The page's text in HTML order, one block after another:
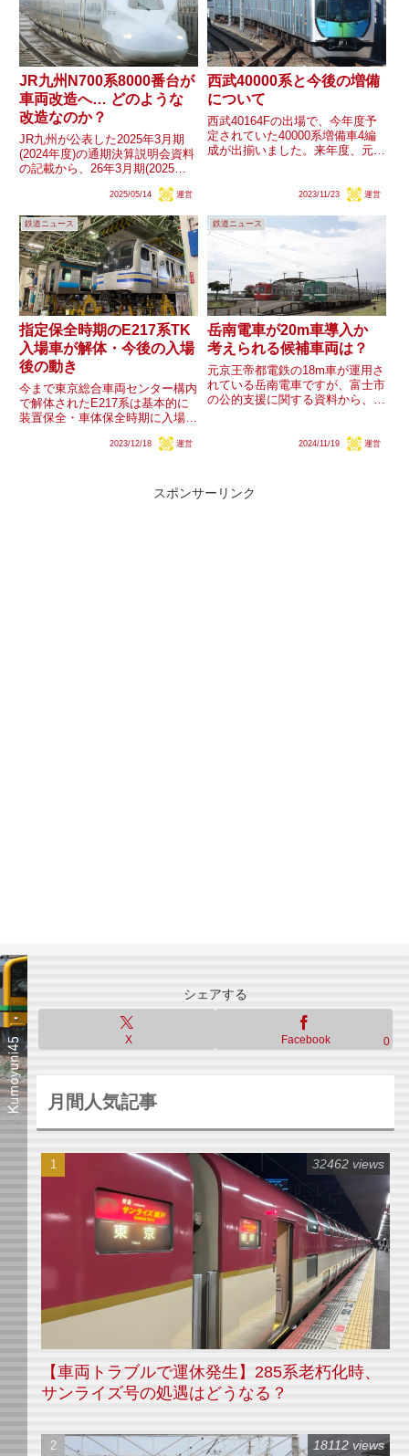
JR九州N700系8000番台が
車両改造へ… どのような
改造なのか？
JR九州が公表した2025年3月期
(2024年度)の通期決算説明会資料
の記載から、26年3月期(2025年
系車両改造」が含まれていること
有するN700系は山陽新幹線・九
州新幹線...
2025/05/14 運営
西武40000系と今後の増備
について
西武40164Fの出場で、今年度予
定されていた40000系増備車4編
成が出揃いました。来年度、元小
のでしょうか。30000系は2008
い...
2023/11/23 運営
鉄道ニュース
指定保全時期のE217系TK
入場車が解体・今後の入場
後の動き
今まで東京総合車両センター構内
で解体されたE217系は基本的に
装置保全・車体保全時期に入場し
編成が解体され、初めて「指定保
2023/12/18 運営
鉄道ニュース
岳南電車が20m車導入か
考えられる候補車両は？
元京王帝都電鉄の18m車が運用さ
れている岳南電車ですが、富士市
の公的支援に関する資料から、車
計画されていることが分かりまし
2024/11/19 運営
スポンサーリンク
シェアする
X Facebook 0
月間人気記事
【車両トラブルで運休発生】285系老朽化時、
サンライズ号の処遇はどうなる？
32462 views
18112 views